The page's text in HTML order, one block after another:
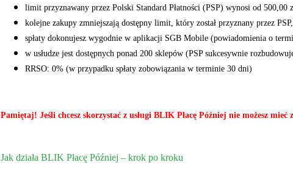
limit przyznawany przez Polski Standard Płatności (PSP) wynosi od 500,00
kolejne zakupy zmniejszają dostępny limit, który został przyznany przez
spłaty dokonujesz wygodnie w aplikacji SGB Mobile (powiadomienia o
w usłudze jest dostępnych ponad 200 sklepów (PSP sukcesywnie
RRSO: 0% (w przypadku spłaty zobowiązania w terminie 30 dni)
Pamiętaj! Jeśli chcesz skorzystać z usługi BLIK Płacę Później nie możesz mieć
Jak działa BLIK Płacę Później – krok po kroku